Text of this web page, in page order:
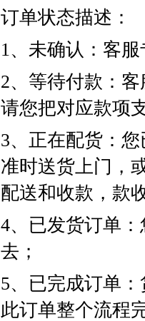
订单状态描述：
1、未确认：客
2、等待付款：
请您把对应款项
3、正在配货：
准时送货上门，
配送和收款，款
4、已发货订单
去；
5、已完成订单
此订单整个流程